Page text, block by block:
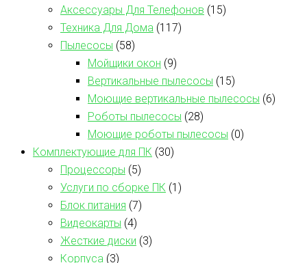
Аксессуары Для Телефонов (15)
Техника Для Дома (117)
Пылесосы (58)
Мойщики окон (9)
Вертикальные пылесосы (15)
Моющие вертикальные пылесосы (6)
Роботы пылесосы (28)
Моющие роботы пылесосы (0)
Комплектующие для ПК (30)
Процессоры (5)
Услуги по сборке ПК (1)
Блок питания (7)
Видеокарты (4)
Жесткие диски (3)
Корпуса (3)